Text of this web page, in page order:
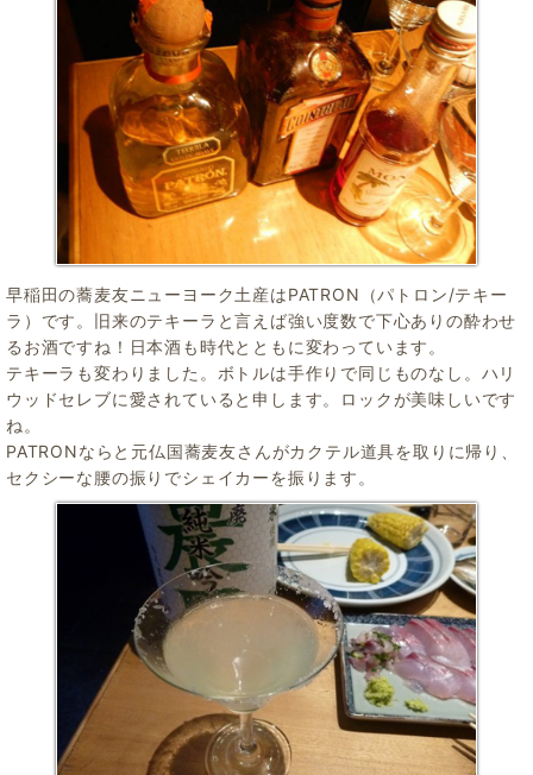
早稲田の蕎麦友ニューヨーク土産はPATRON（パトロン/テキー
ラ）です。旧来のテキーラと言えば強い度数で下心ありの酔わせ
るお酒ですね！日本酒も時代とともに変わっています。
テキーラも変わりました。ボトルは手作りで同じものなし。ハリ
ウッドセレブに愛されていると申します。ロックが美味しいです
ね。
PATRONならと元仏国蕎麦友さんがカクテル道具を取りに帰り、
セクシーな腰の振りでシェイカーを振ります。